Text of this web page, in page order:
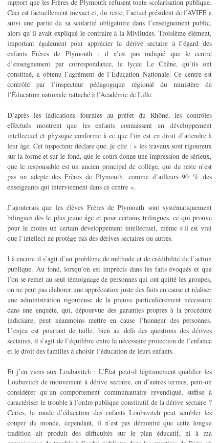
rapport que les Frères de Plymouth refusent toute scolarisation publique.
Ceci est factuellement inexact et, du reste, l’actuel président de l’AVIFE a
suivi une partie de sa scolarité obligatoire dans l’enseignement public,
alors qu’il avait expliqué le contraire à la Miviludes. Troisième élément,
important également pour apprécier la dérive sectaire à l’égard des
enfants Frères de Plymouth : il n’est pas indiqué que le centre
d’enseignement par correspondance, le lycée Le Chêne, qu’ils ont
constitué, a obtenu l’agrément de l’Éducation Nationale. Ce centre est
contrôlé par l’inspecteur pédagogique régional du ministère de
l’Éducation nationale rattaché à l’Académie de Lille.
D’après les indications fournies au préfet du Rhône, les contrôles
effectués montrent que les enfants connaissent un développement
intellectuel et physique conforme à ce que l’on est en droit d’attendre à
leur âge. Cet inspecteur déclare que, je cite : « les travaux sont rigoureux
sur la forme et sur le fond, que le cours donne une impression de sérieux,
que le responsable est un ancien principal de collège, qui du reste n’est
pas un adepte des Frères de Plymouth, comme d’ailleurs 90 % des
enseignants qui interviennent dans ce centre ».
J’ajouterais que les élèves Frères de Plymouth sont systématiquement
bilingues dès le plus jeune âge et pour certains trilingues, ce qui prouve
pour le moins un certain développement intellectuel, même s’il est vrai
que l’intellect ne protège pas des dérives sectaires ou autres.
Là encore il s’agit d’un problème de méthode et de crédibilité de l’action
publique. Au fond, lorsqu’on est imprécis dans les faits évoqués et que
l’on se remet au seul témoignage de personnes qui ont quitté les groupes,
on ne peut pas élaborer une appréciation juste des faits en cause et réaliser
une administration rigoureuse de la preuve particulièrement nécessaire
dans une enquête, qui, dépourvue des garanties propres à la procédure
judiciaire, peut néanmoins mettre en cause l’honneur des personnes.
L’enjeu est pourtant de taille, bien au delà des questions des dérives
sectaires, il s’agit de l’équilibre entre la nécessaire protection de l’enfance
et le droit des familles à choisir l’éducation de leurs enfants.
Et j’en viens aux Loubavitch : L’État peut-il légitimement qualifier les
Loubavitch de mouvement à dérive sectaire, en d’autres termes, peut-on
considérer qu’un comportement communautaire revendiqué, suffise à
caractériser le trouble à l’ordre publique constitutif de la dérive sectaire ?
Certes, le mode d’éducation des enfants Loubavitch peut sembler les
couper du monde, cependant, il n’est pas démontré que cette longue
tradition ait produit des difficultés sur le plan éducatif, ni à ma